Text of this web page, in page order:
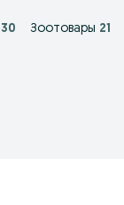
30 Зоотовары 21